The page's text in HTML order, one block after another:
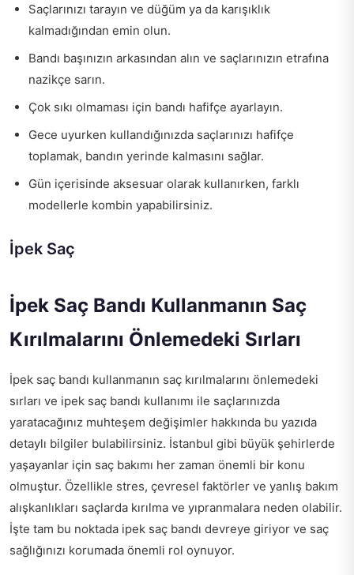
Saçlarınızı tarayın ve düğüm ya da karışıklık
kalmadığından emin olun.
Bandı başınızın arkasından alın ve saçlarınızın etrafına
nazikçe sarın.
Çok sıkı olmaması için bandı hafifçe ayarlayın.
Gece uyurken kullandığınızda saçlarınızı hafifçe
toplamak, bandın yerinde kalmasını sağlar.
Gün içerisinde aksesuar olarak kullanırken, farklı
modellerle kombin yapabilirsiniz.
İpek Saç
İpek Saç Bandı Kullanmanın Saç
Kırılmalarını Önlemedeki Sırları
İpek saç bandı kullanmanın saç kırılmalarını önlemedeki
sırları ve ipek saç bandı kullanımı ile saçlarınızda
yaratacağınız muhteşem değişimler hakkında bu yazıda
detaylı bilgiler bulabilirsiniz. İstanbul gibi büyük şehirlerde
yaşayanlar için saç bakımı her zaman önemli bir konu
olmuştur. Özellikle stres, çevresel faktörler ve yanlış bakım
alışkanlıkları saçlarda kırılma ve yıpranmalara neden olabilir.
İşte tam bu noktada ipek saç bandı devreye giriyor ve saç
sağlığınızı korumada önemli rol oynuyor.